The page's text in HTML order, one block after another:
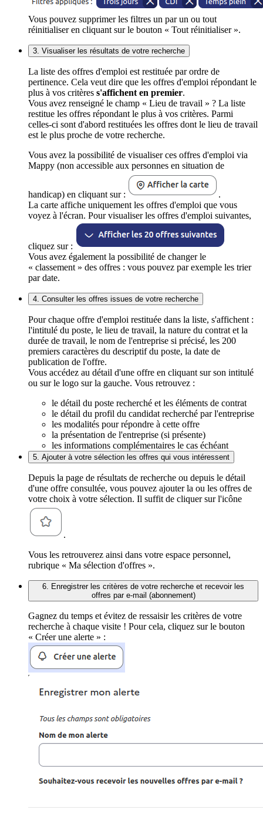
Vous pouvez supprimer les filtres un par un ou tout
réinitialiser en cliquant sur le bouton « Tout réinitialiser ».
3. Visualiser les résultats de votre recherche
La liste des offres d'emploi est restituée par ordre de
pertinence. Cela veut dire que les offres d'emploi répondant le
plus à vos critères s'affichent en premier.
Vous avez renseigné le champ « Lieu de travail » ? La liste
restitue les offres répondant le plus à vos critères. Parmi
celles-ci sont d'abord restituées les offres dont le lieu de travail
est le plus proche de votre recherche.
Vous avez la possibilité de visualiser ces offres d'emploi via
Mappy (non accessible aux personnes en situation de
handicap) en cliquant sur :
.
La carte affiche uniquement les offres d'emploi que vous
voyez à l'écran. Pour visualiser les offres d'emploi suivantes,
cliquez sur :
Vous avez également la possibilité de changer le
« classement » des offres : vous pouvez par exemple les trier
par date.
4. Consulter les offres issues de votre recherche
Pour chaque offre d'emploi restituée dans la liste, s'affichent :
l'intitulé du poste, le lieu de travail, la nature du contrat et la
durée de travail, le nom de l'entreprise si précisé, les 200
premiers caractères du descriptif du poste, la date de
publication de l'offre.
Vous accédez au détail d'une offre en cliquant sur son intitulé
ou sur le logo sur la gauche. Vous retrouvez :
le détail du poste recherché et les éléments de contrat
le détail du profil du candidat recherché par l'entreprise
les modalités pour répondre à cette offre
la présentation de l'entreprise (si présente)
les informations complémentaires le cas échéant
5. Ajouter à votre sélection les offres qui vous intéressent
Depuis la page de résultats de recherche ou depuis le détail
d'une offre consultée, vous pouvez ajouter la ou les offres de
votre choix à votre sélection. Il suffit de cliquer sur l'icône
.
Vous les retrouverez ainsi dans votre espace personnel,
rubrique « Ma sélection d'offres ».
6. Enregistrer les critères de votre recherche et recevoir les
offres par e-mail (abonnement)
Gagnez du temps et évitez de ressaisir les critères de votre
recherche à chaque visite ! Pour cela, cliquez sur le bouton
« Créer une alerte » :